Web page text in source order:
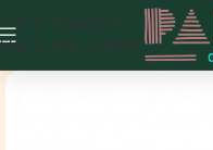
Skip to navigation
Skip to main content